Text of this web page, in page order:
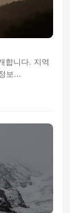
합니다. 지역
보...